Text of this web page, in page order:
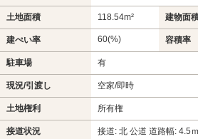
土地面積 118.54m² 建物面
建ぺい率 60(%) 容積率
駐車場 有
現況/引渡し 空家/即時
土地権利 所有権
接道状況 接道: 北 公道 道路幅: 4.5ｍ